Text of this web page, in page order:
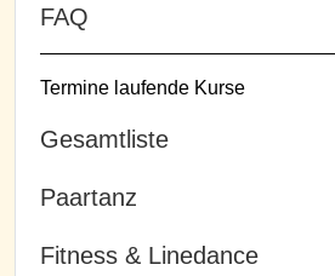
FAQ
Termine laufende Kurse
Gesamtliste
Paartanz
Fitness & Linedance